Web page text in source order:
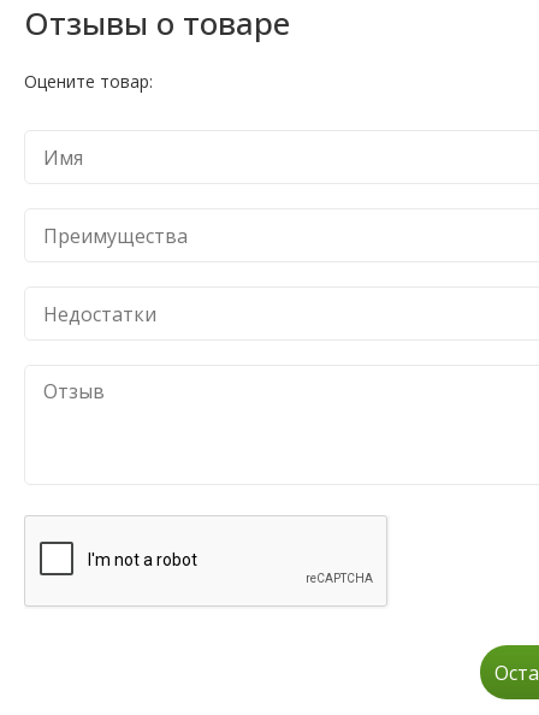
Отзывы о товаре
Оцените товар: